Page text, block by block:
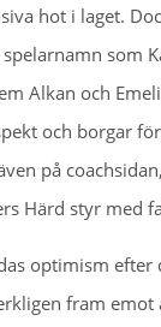
hot i laget.
som
Alkan och
och borgar
på
Härd styr med
optimism
fram emot